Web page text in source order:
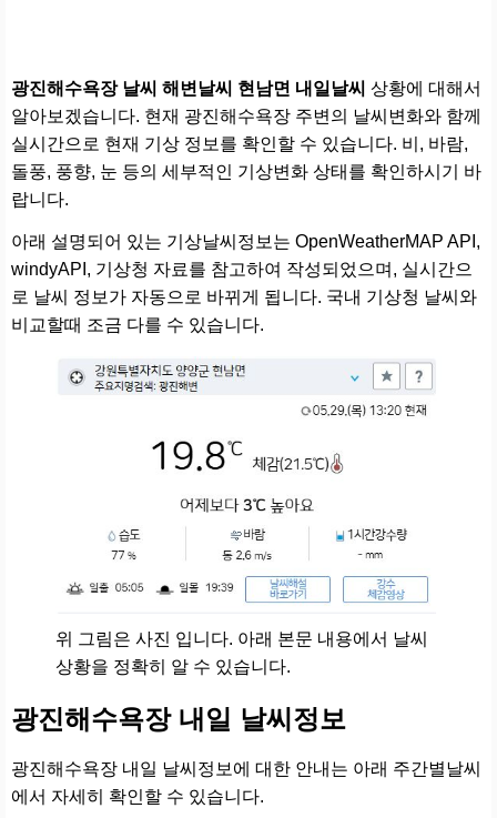
광진해수욕장 날씨 해변날씨 현남면 내일날씨 상황에 대해서
알아보겠습니다. 현재 광진해수욕장 주변의 날씨변화와 함께
실시간으로 현재 기상 정보를 확인할 수 있습니다. 비, 바람,
돌풍, 풍향, 눈 등의 세부적인 기상변화 상태를 확인하시기 바
랍니다.
아래 설명되어 있는 기상날씨정보는 OpenWeatherMAP API,
windyAPI, 기상청 자료를 참고하여 작성되었으며, 실시간으
로 날씨 정보가 자동으로 바뀌게 됩니다. 국내 기상청 날씨와
비교할때 조금 다를 수 있습니다.
위 그림은 사진 입니다. 아래 본문 내용에서 날씨
상황을 정확히 알 수 있습니다.
광진해수욕장 내일 날씨정보
광진해수욕장 내일 날씨정보에 대한 안내는 아래 주간별날씨
에서 자세히 확인할 수 있습니다.